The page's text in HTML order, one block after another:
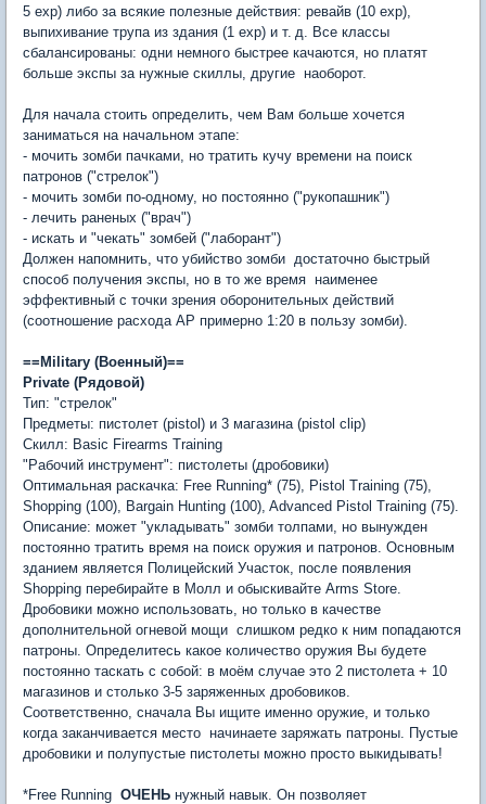
5 exp) либо за всякие полезные действия: ревайв (10 exp),
выпихивание трупа из здания (1 exp) и т. д. Все классы
сбалансированы: одни немного быстрее качаются, но платят
больше экспы за нужные скиллы, другие  наоборот.
Для начала стоить определить, чем Вам больше хочется
заниматься на начальном этапе:
- мочить зомби пачками, но тратить кучу времени на поиск
патронов ("стрелок")
- мочить зомби по-одному, но постоянно ("рукопашник")
- лечить раненых ("врач")
- искать и "чекать" зомбей ("лаборант")
Должен напомнить, что убийство зомби  достаточно быстрый
способ получения экспы, но в то же время  наименее
эффективный с точки зрения оборонительных действий
(соотношение расхода АР примерно 1:20 в пользу зомби).
==Military (Военный)==
Private (Рядовой)
Тип: "стрелок"
Предметы: пистолет (pistol) и 3 магазина (pistol clip)
Скилл: Basic Firearms Training
"Рабочий инструмент": пистолеты (дробовики)
Оптимальная раскачка: Free Running* (75), Pistol Training (75),
Shopping (100), Bargain Hunting (100), Advanced Pistol Training (75).
Описание: может "укладывать" зомби толпами, но вынужден
постоянно тратить время на поиск оружия и патронов. Основным
зданием является Полицейский Участок, после появления
Shopping перебирайте в Молл и обыскивайте Arms Store.
Дробовики можно использовать, но только в качестве
дополнительной огневой мощи  слишком редко к ним попадаются
патроны. Определитесь какое количество оружия Вы будете
постоянно таскать с собой: в моём случае это 2 пистолета + 10
магазинов и столько 3-5 заряженных дробовиков.
Соответственно, сначала Вы ищите именно оружие, и только
когда заканчивается место  начинаете заряжать патроны. Пустые
дробовики и полупустые пистолеты можно просто выкидывать!
*Free Running  ОЧЕНЬ нужный навык. Он позволяет